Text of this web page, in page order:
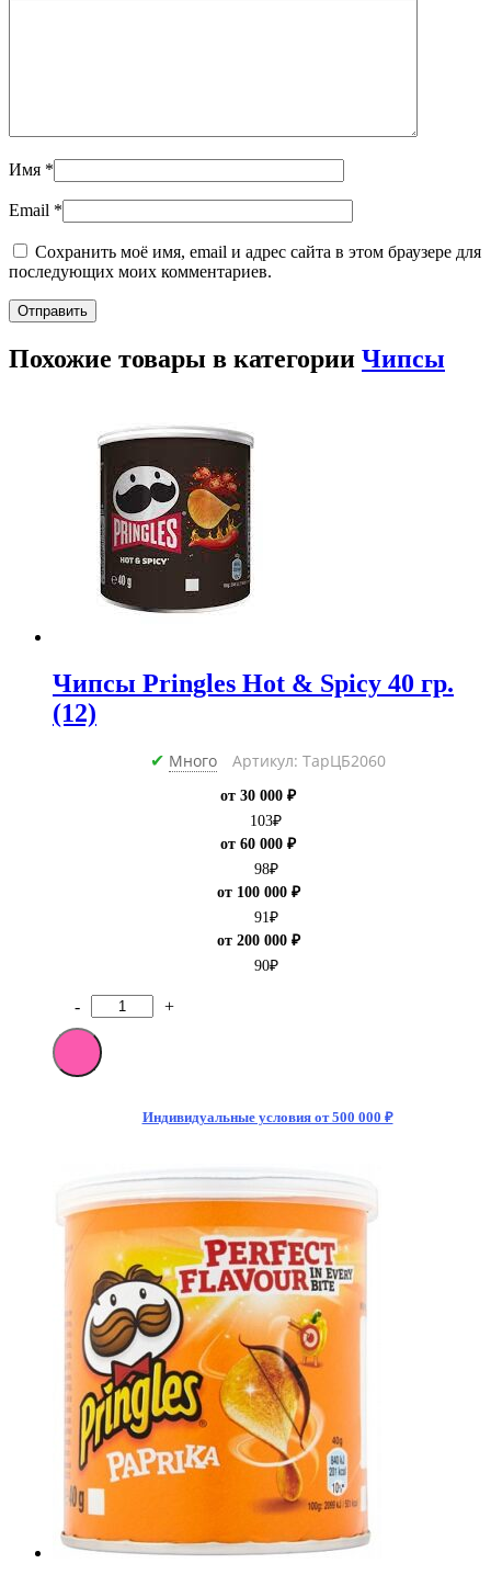
Имя *
Email *
Сохранить моё имя, email и адрес сайта в этом браузере для
последующих моих комментариев.
Похожие товары в категории Чипсы
Чипсы Pringles Hot & Spicy 40 гр.
(12)
✔ Много Артикул: ТарЦБ2060
от 30 000 ₽
103₽
от 60 000 ₽
98₽
от 100 000 ₽
91 ₽
от 200 000 ₽
90₽
Количество
товара
Чипсы
Pringles
- +
Индивидуальные условия от 500 000 ₽